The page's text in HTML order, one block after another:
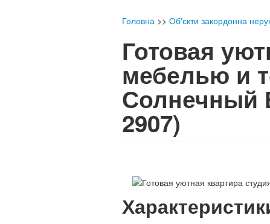
Головна >> Об'єкти закордонна
Готовая
мебелью и
Солнечный
2907)